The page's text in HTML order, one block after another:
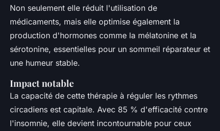
Non seulement elle réduit l'utilisation de
médicaments, mais elle optimise également la
production d'hormones comme la mélatonine et la
sérotonine, essentielles pour un sommeil réparateur et
une humeur stable.
Impact notable
La capacité de cette thérapie à réguler les rythmes
circadiens est capitale. Avec 85 % d'efficacité contre
l'insomnie, elle devient incontournable pour ceux